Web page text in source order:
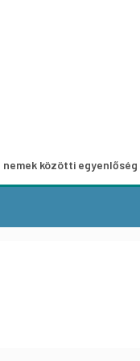
egyenlőség európai